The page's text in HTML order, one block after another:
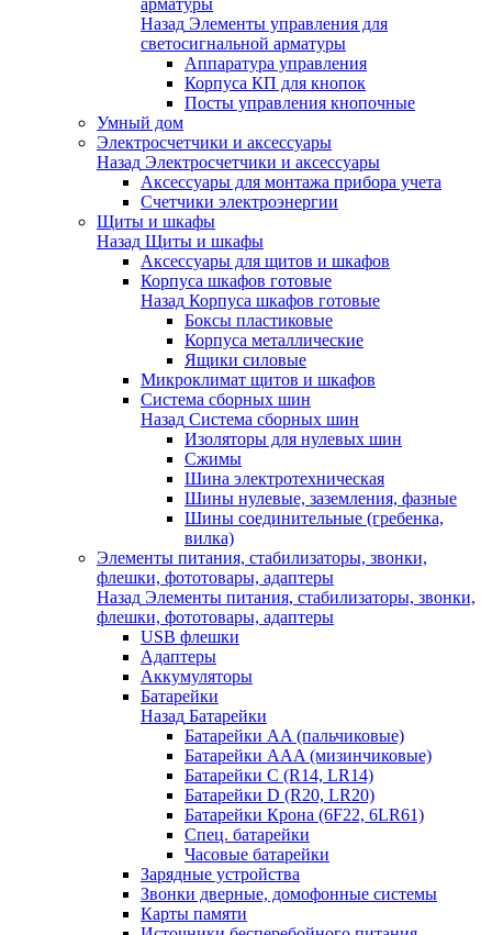
арматуры
Назад Элементы управления для
светосигнальной арматуры
Аппаратура управления
Корпуса КП для кнопок
Посты управления кнопочные
Умный дом
Электросчетчики и аксессуары
Назад Электросчетчики и аксессуары
Аксессуары для монтажа прибора учета
Счетчики электроэнергии
Щиты и шкафы
Назад Щиты и шкафы
Аксессуары для щитов и шкафов
Корпуса шкафов готовые
Назад Корпуса шкафов готовые
Боксы пластиковые
Корпуса металлические
Ящики силовые
Микроклимат щитов и шкафов
Система сборных шин
Назад Система сборных шин
Изоляторы для нулевых шин
Сжимы
Шина электротехническая
Шины нулевые, заземления, фазные
Шины соединительные (гребенка,
вилка)
Элементы питания, стабилизаторы, звонки,
флешки, фототовары, адаптеры
Назад Элементы питания, стабилизаторы, звонки,
флешки, фототовары, адаптеры
USB флешки
Адаптеры
Аккумуляторы
Батарейки
Назад Батарейки
Батарейки AA (пальчиковые)
Батарейки AAA (мизинчиковые)
Батарейки C (R14, LR14)
Батарейки D (R20, LR20)
Батарейки Крона (6F22, 6LR61)
Спец. батарейки
Часовые батарейки
Зарядные устройства
Звонки дверные, домофонные системы
Карты памяти